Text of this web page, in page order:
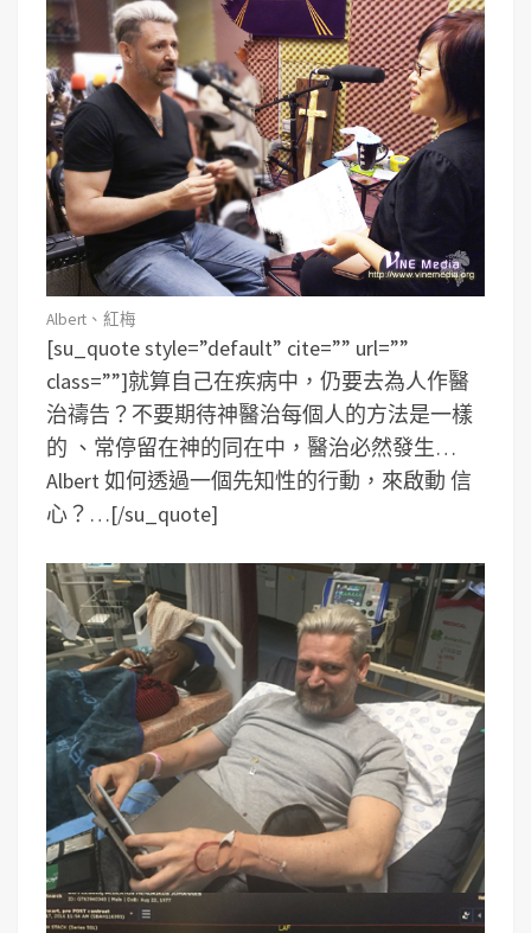
Albert、紅梅
[su_quote style=”default” cite=”” url=””
class=””]就算自己在疾病中，仍要去為人作醫
治禱告？不要期待神醫治每個人的方法是一樣
的 、常停留在神的同在中，醫治必然發生…
Albert 如何透過一個先知性的行動，來啟動 信
心？…[/su_quote]